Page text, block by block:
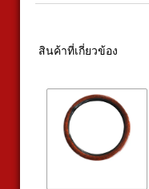
สินค้าที่เกี่ยวข้อง